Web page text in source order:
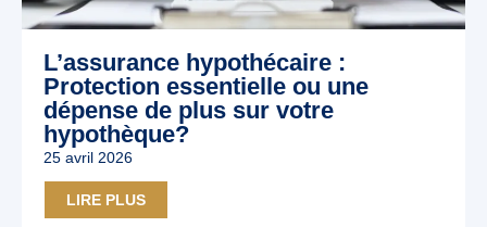
L’assurance hypothécaire :
Protection essentielle ou une
dépense de plus sur votre
hypothèque?
25 avril 2026
LIRE PLUS